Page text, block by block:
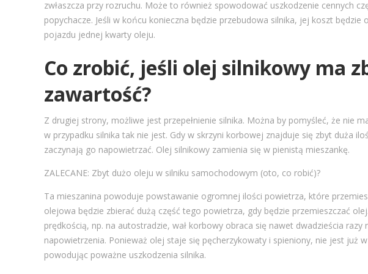
zwłaszcza przy rozruchu. Może to również spowodować uszkodzenie cennych
popychacze. Jeśli w końcu konieczna będzie przebudowa silnika, jej koszt będzie
pojazdu jednej kwarty oleju.
Co zrobić, jeśli olej silnikowy ma
zawartość?
Z drugiej strony, możliwe jest przepełnienie silnika. Można by pomyśleć, że nie
w przypadku silnika tak nie jest. Gdy w skrzyni korbowej znajduje się zbyt duża
zaczynają go napowietrzać. Olej silnikowy zamienia się w pienistą mieszankę.
ZALECANE: Zbyt dużo oleju w silniku samochodowym (oto, co robić)?
Ta mieszanina powoduje powstawanie ogromnej ilości powietrza, które
olejowa będzie zbierać dużą część tego powietrza, gdy będzie przemieszczać
prędkością, np. na autostradzie, wał korbowy obraca się nawet dwadzieścia
napowietrzenia. Ponieważ olej staje się pęcherzykowaty i spieniony, nie jest już
powodując poważne uszkodzenia silnika.